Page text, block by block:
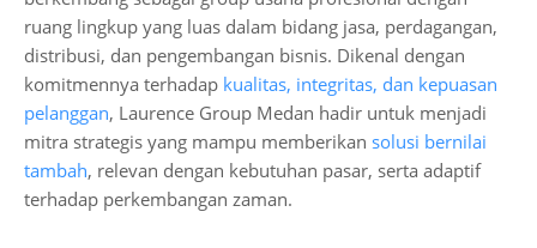
ruang lingkup yang luas dalam bidang jasa, perdagangan,
distribusi, dan pengembangan bisnis. Dikenal dengan
komitmennya terhadap kualitas, integritas, dan kepuasan
pelanggan, Laurence Group Medan hadir untuk menjadi
mitra strategis yang mampu memberikan solusi bernilai
tambah, relevan dengan kebutuhan pasar, serta adaptif
terhadap perkembangan zaman.